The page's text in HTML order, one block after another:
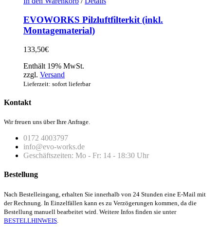
EVOWORKS Pilzluftfilterkit (inkl.
Montagematerial)
133,50€
Enthält 19% MwSt.
zzgl. Versand
Lieferzeit: sofort lieferbar
Kontakt
Wir freuen uns über Ihre Anfrage.
0172 4003797
info@evo-works.de
Geschäftszeiten: Mo - Fr: 14 - 18:30 Uhr
Bestellung
Nach Bestelleingang, erhalten Sie innerhalb von 24 Stunden eine E-Mail mit
der Rechnung. In Einzelfällen kann es zu Verzögerungen kommen, da die
Bestellung manuell bearbeitet wird. Weitere Infos finden sie unter
BESTELLHINWEIS